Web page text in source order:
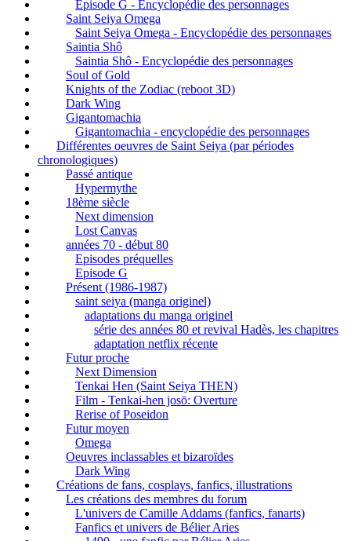
Episode G - Encyclopédie des personnages
Saint Seiya Omega
Saint Seiya Omega - Encyclopédie des personnages
Saintia Shô
Saintia Shô - Encyclopédie des personnages
Soul of Gold
Knights of the Zodiac (reboot 3D)
Dark Wing
Gigantomachia
Gigantomachia - encyclopédie des personnages
Différentes oeuvres de Saint Seiya (par périodes
chronologiques)
Passé antique
Hypermythe
18ème siècle
Next dimension
Lost Canvas
années 70 - début 80
Episodes préquelles
Episode G
Présent (1986-1987)
saint seiya (manga originel)
adaptations du manga originel
série des années 80 et revival Hadès, les chapitres
adaptation netflix récente
Futur proche
Next Dimension
Tenkai Hen (Saint Seiya THEN)
Film - Tenkai-hen josō: Overture
Rerise of Poseidon
Futur moyen
Omega
Oeuvres inclassables et bizaroïdes
Dark Wing
Créations de fans, cosplays, fanfics, illustrations
Les créations des membres du forum
L'univers de Camille Addams (fanfics, fanarts)
Fanfics et univers de Bélier Aries